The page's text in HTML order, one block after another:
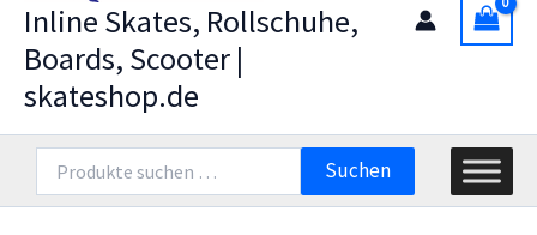
Inline Skates, Rollschuhe,
Boards, Scooter |
skateshop.de
nach:
Suchen